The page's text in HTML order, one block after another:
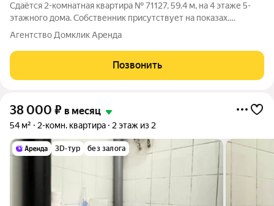
Сдаётся 2-комнатная квартира № 71127, 59.4 м, на 4 этаже 5-
этажного дома. Собственник присутствует на показах.
Коммунальные платежи оплачиваются отдельно. Счетчики
оплачиваются отдельно. По условиям проживания: можно с
детьми, можно с питомцами. Срок
Агентство Домклик Аренда
Позвонить
38 000 ₽ в месяц
54 м² 2-комн. квартира 2 этаж из 2
3D-тур без залога